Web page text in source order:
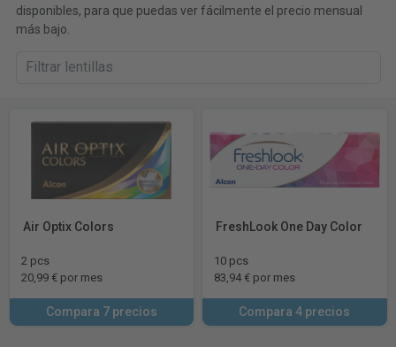
disponibles, para que puedas ver fácilmente el precio mensual
más bajo.
Air Optix Colors
2 pcs
20,99 € por mes
Compara 7 precios
FreshLook One Day Color
10 pcs
83,94 € por mes
Compara 4 precios